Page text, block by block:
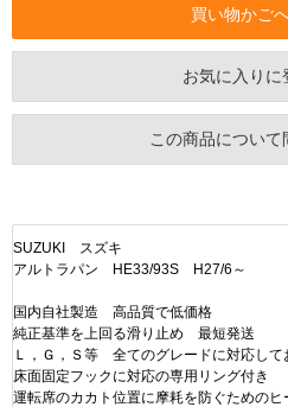
お気に入りに
この商品について
SUZUKI スズキ
アルトラパン HE33/93S H27/6～
国内自社製造 高品質で低価格
純正基準を上回る滑り止め 最短発送
Ｌ，Ｇ，Ｓ等 全てのグレードに対応して
床面固定フックに対応の専用リング付き
運転席のカカト位置に摩耗を防ぐためのヒ